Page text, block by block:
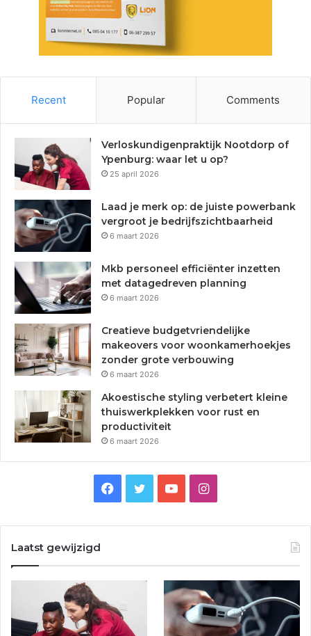
Recent Popular Comments
Verloskundigenpraktijk Nootdorp of
Ypenburg: waar let u op?
25 april 2026
Laad je merk op: de juiste powerbank
vergroot je bedrijfszichtbaarheid
6 maart 2026
Mkb personeel efficiënter inzetten
met datagedreven planning
6 maart 2026
Creatieve budgetvriendelijke
makeovers voor woonkamerhoekjes
zonder grote verbouwing
6 maart 2026
Akoestische styling verbetert kleine
thuiswerkplekken voor rust en
productiviteit
6 maart 2026
o
u
b
I
a
g
Laatst gewijzigd